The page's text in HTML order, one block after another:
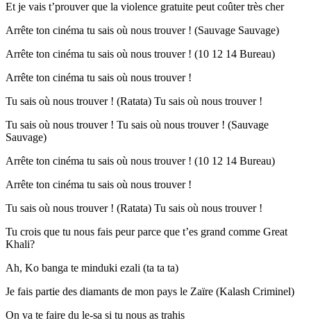
Et je vais t’prouver que la violence gratuite peut coûter très cher
Arrête ton cinéma tu sais où nous trouver ! (Sauvage Sauvage)
Arrête ton cinéma tu sais où nous trouver ! (10 12 14 Bureau)
Arrête ton cinéma tu sais où nous trouver !
Tu sais où nous trouver ! (Ratata) Tu sais où nous trouver !
Tu sais où nous trouver ! Tu sais où nous trouver ! (Sauvage
Sauvage)
Arrête ton cinéma tu sais où nous trouver ! (10 12 14 Bureau)
Arrête ton cinéma tu sais où nous trouver !
Tu sais où nous trouver ! (Ratata) Tu sais où nous trouver !
Tu crois que tu nous fais peur parce que t’es grand comme Great
Khali?
Ah, Ko banga te minduki ezali (ta ta ta)
Je fais partie des diamants de mon pays le Zaïre (Kalash Criminel)
On va te faire du le-sa si tu nous as trahis